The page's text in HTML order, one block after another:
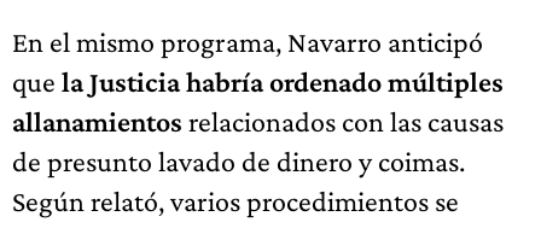
En el mismo programa, Navarro anticipó
que la Justicia habría ordenado múltiples
allanamientos relacionados con las causas
de presunto lavado de dinero y coimas.
Según relató, varios procedimientos se